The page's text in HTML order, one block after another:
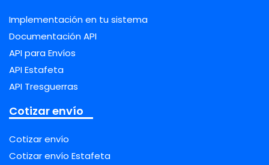
Implementación en tu sistema
Documentación API
API para Envíos
API Estafeta
API Tresguerras
Cotizar envío
Cotizar envío
Cotizar envío Estafeta